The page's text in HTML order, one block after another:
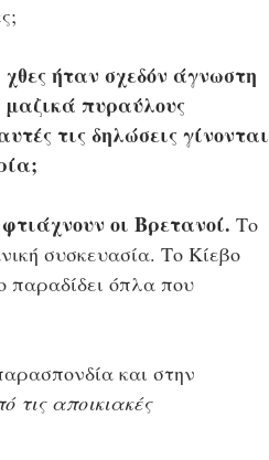
ήταν σχεδόν άγνωστη
πυραύλους
τις δηλώσεις γίνονται
οι Βρετανοί. Το
συσκευασία. Το Κίεβο
παραδίδει όπλα που
και στην
τις αποικιακές